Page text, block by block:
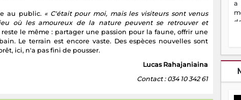
au public. « C'était pour moi, mais les visiteurs sont venus
où les amoureux de la nature peuvent se retrouver et
le même : partager une passion pour la faune, offrir une
Le terrain est encore vaste. Des espèces nouvelles sont
ici, n'a pas fini de pousser.
Lucas Rahajaniaina
Contact : 034 10 342 61
a